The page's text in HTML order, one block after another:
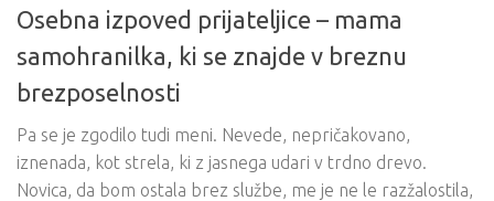
Osebna izpoved prijateljice – mama
samohranilka, ki se znajde v breznu
brezposelnosti
Pa se je zgodilo tudi meni. Nevede, nepričakovano,
iznenada, kot strela, ki z jasnega udari v trdno drevo.
Novica, da bom ostala brez službe, me je ne le razžalostila,